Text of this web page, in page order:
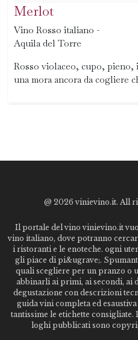
Merlot
Vino Rosso italiano -
Aquila del Torre
Rosso violaceo, cupo, pieno,
una mora ancora da cogliere
@ 2026 vinievino.it. All
Il portale del vino vinievino.it
vino italiano, dove potranno
i ristoranti e le enoteche. ogni
gli piace di pi&ugrave;.
quali scegliere per un pranzo o
abbinarli ai primi, ai secondi, ai
degustazione con descrizioni
guida vini completa ed
tantissime le etichette
loghi pubblicati sono